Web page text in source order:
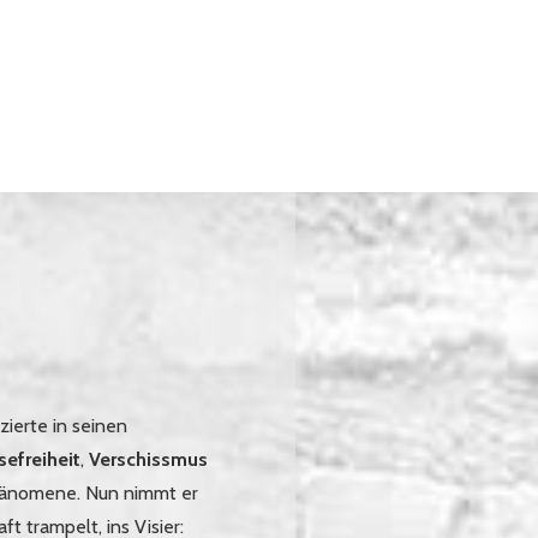
in seinen
, Verschissmus
Nun nimmt er
trampelt, ins Visier: